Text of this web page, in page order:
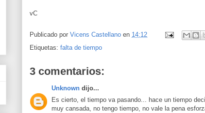
vC
Publicado por Vicens Castellano en 14:12
Etiquetas: falta de tiempo
3 comentarios:
Unknown dijo...
Es cierto, el tiempo va pasando... hace un tiempo
muy cansada, no tengo tiempo, no vale la pena